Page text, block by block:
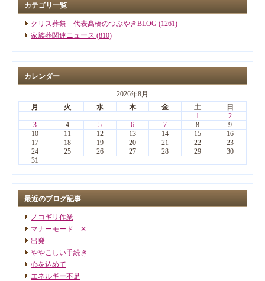
カテゴリ一覧
クリス葬祭 代表髙橋のつぶやきBLOG (1261)
家族葬関連ニュース (810)
カレンダー
2026年8月
月
火 水 木 金 土
日
1
2
3
4 5 6 7 8
9
10
11 12 13 14 15
16
17
18 19 20 21 22
23
24
25 26 27 28 29
30
31
最近のブログ記事
ノコギリ作業
マナーモード ✕
出発
ややこしい手続き
心を込めて
エネルギー不足